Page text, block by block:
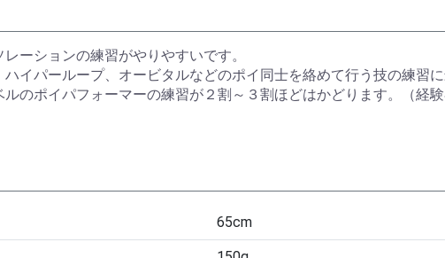
ーションの練習がやりやすいです。
イパーループ、オービタルなどのポイ同士を絡めて行う技の練習に
のポイパフォーマーの練習が２割～３割ほどはかどります。（経験
65cm